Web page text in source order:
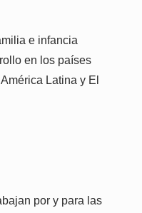
e infancia
en los países
Latina y El
por y para las